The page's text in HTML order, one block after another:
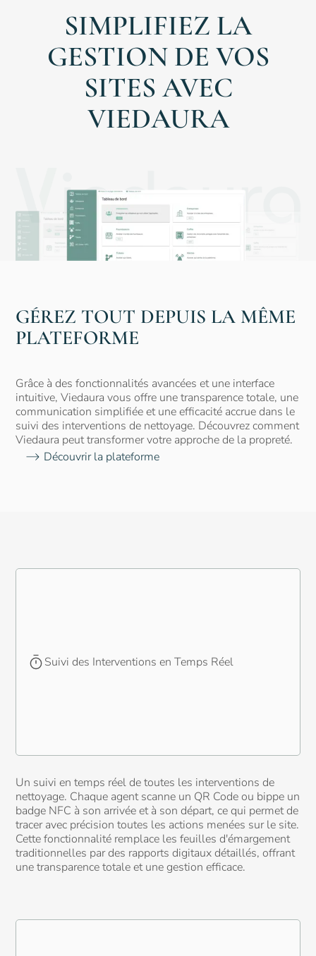
Articles de
blog
Autres
Accueil
SIMPLIFIEZ LA
GESTION DE VOS
SITES AVEC
VIEDAURA
GÉREZ TOUT DEPUIS LA MÊME
PLATEFORME
Grâce à des fonctionnalités avancées et une interface
intuitive, Viedaura vous offre une transparence totale, une
communication simplifiée et une efficacité accrue dans le
suivi des interventions de nettoyage. Découvrez comment
Viedaura peut transformer votre approche de la propreté.
Découvrir la plateforme
Un suivi en temps réel de toutes les interventions de
nettoyage. Chaque agent scanne un QR Code ou bippe un
badge NFC à son arrivée et à son départ, ce qui permet de
tracer avec précision toutes les actions menées sur le site.
Cette fonctionnalité remplace les feuilles d'émargement
traditionnelles par des rapports digitaux détaillés, offrant
une transparence totale et une gestion efficace.
Suivi des Interventions en Temps Réel